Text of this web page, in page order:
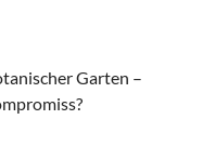
Garten –